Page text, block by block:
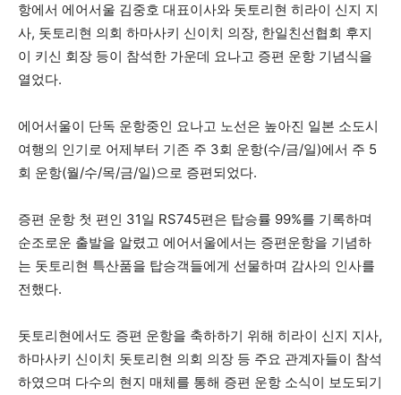
항에서 에어서울 김중호 대표이사와 돗토리현 히라이 신지 지
사, 돗토리현 의회 하마사키 신이치 의장, 한일친선협회 후지
이 키신 회장 등이 참석한 가운데 요나고 증편 운항 기념식을
열었다.
에어서울이 단독 운항중인 요나고 노선은 높아진 일본 소도시
여행의 인기로 어제부터 기존 주 3회 운항(수/금/일)에서 주 5
회 운항(월/수/목/금/일)으로 증편되었다.
증편 운항 첫 편인 31일 RS745편은 탑승률 99%를 기록하며
순조로운 출발을 알렸고 에어서울에서는 증편운항을 기념하
는 돗토리현 특산품을 탑승객들에게 선물하며 감사의 인사를
전했다.
돗토리현에서도 증편 운항을 축하하기 위해 히라이 신지 지사,
하마사키 신이치 돗토리현 의회 의장 등 주요 관계자들이 참석
하였으며 다수의 현지 매체를 통해 증편 운항 소식이 보도되기